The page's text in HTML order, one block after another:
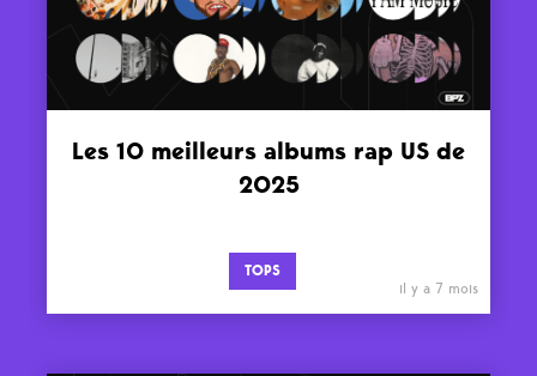
Les 10 meilleurs albums rap US de
2025
TOPS
il y a 7 mois